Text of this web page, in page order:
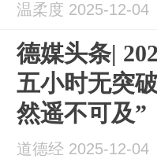
温柔度 2025-12-04
德媒头条|
五小时无突
然遥不可及”
道德经 2025-12-04